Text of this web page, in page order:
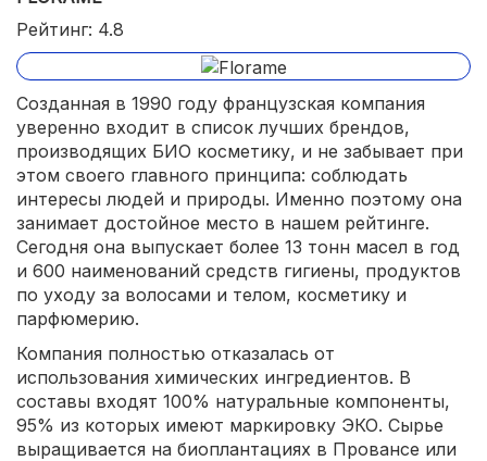
Рейтинг: 4.8
Созданная в 1990 году французская компания
уверенно входит в список лучших брендов,
производящих БИО косметику, и не забывает при
этом своего главного принципа: соблюдать
интересы людей и природы. Именно поэтому она
занимает достойное место в нашем рейтинге.
Сегодня она выпускает более 13 тонн масел в год
и 600 наименований средств гигиены, продуктов
по уходу за волосами и телом, косметику и
парфюмерию.
Компания полностью отказалась от
использования химических ингредиентов. В
составы входят 100% натуральные компоненты,
95% из которых имеют маркировку ЭКО. Сырье
выращивается на биоплантациях в Провансе или